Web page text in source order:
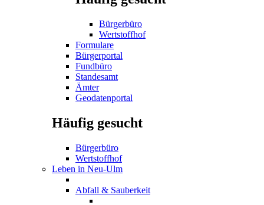
Bürgerbüro
Wertstoffhof
Formulare
Bürgerportal
Fundbüro
Standesamt
Ämter
Geodatenportal
Häufig gesucht
Bürgerbüro
Wertstoffhof
Leben in Neu-Ulm
Abfall & Sauberkeit